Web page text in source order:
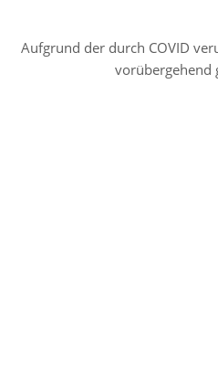
Aufgrund der durch COVID
vorübergehend